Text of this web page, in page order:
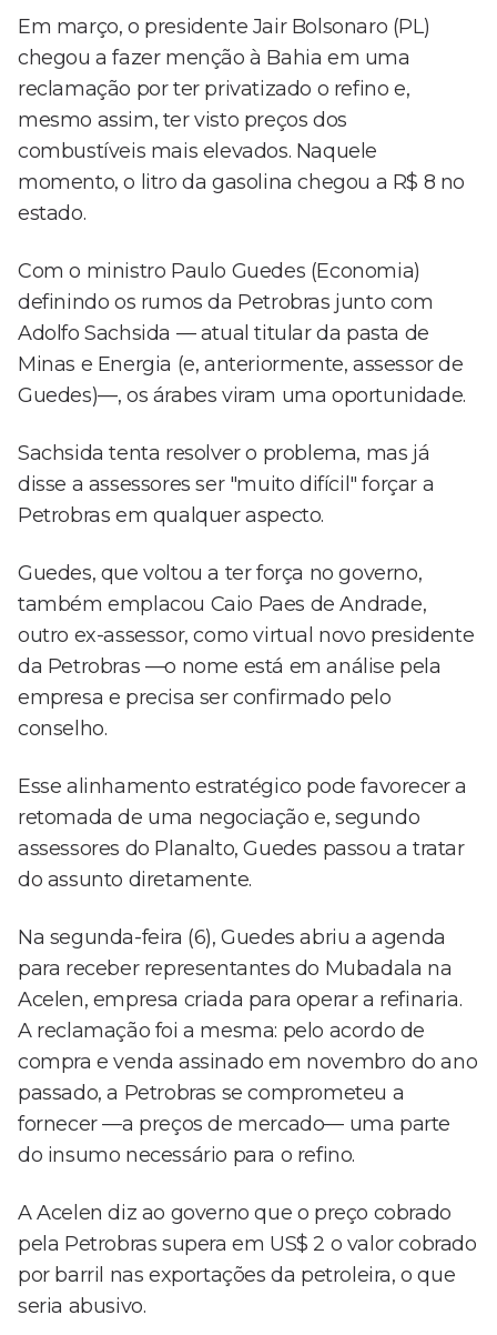
Em março, o presidente Jair Bolsonaro (PL)
chegou a fazer menção à Bahia em uma
reclamação por ter privatizado o refino e,
mesmo assim, ter visto preços dos
combustíveis mais elevados. Naquele
momento, o litro da gasolina chegou a R$ 8 no
estado.
Com o ministro Paulo Guedes (Economia)
definindo os rumos da Petrobras junto com
Adolfo Sachsida — atual titular da pasta de
Minas e Energia (e, anteriormente, assessor de
Guedes)—, os árabes viram uma oportunidade.
Sachsida tenta resolver o problema, mas já
disse a assessores ser "muito difícil" forçar a
Petrobras em qualquer aspecto.
Guedes, que voltou a ter força no governo,
também emplacou Caio Paes de Andrade,
outro ex-assessor, como virtual novo presidente
da Petrobras —o nome está em análise pela
empresa e precisa ser confirmado pelo
conselho.
Esse alinhamento estratégico pode favorecer a
retomada de uma negociação e, segundo
assessores do Planalto, Guedes passou a tratar
do assunto diretamente.
Na segunda-feira (6), Guedes abriu a agenda
para receber representantes do Mubadala na
Acelen, empresa criada para operar a refinaria.
A reclamação foi a mesma: pelo acordo de
compra e venda assinado em novembro do ano
passado, a Petrobras se comprometeu a
fornecer —a preços de mercado— uma parte
do insumo necessário para o refino.
A Acelen diz ao governo que o preço cobrado
pela Petrobras supera em US$ 2 o valor cobrado
por barril nas exportações da petroleira, o que
seria abusivo.